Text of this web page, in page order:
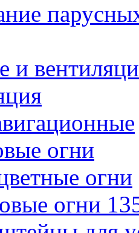
и
огни
огни
огни